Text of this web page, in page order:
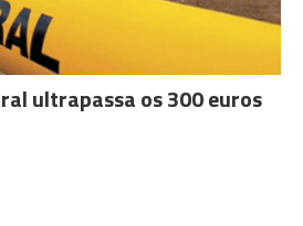
ultrapassa os 300 euros